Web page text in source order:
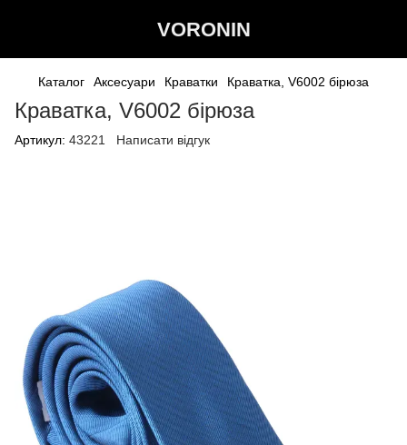
VORONIN
Каталог Аксесуари Краватки Краватка, V6002 бірюза
Краватка, V6002 бірюза
Артикул: 43221 Написати відгук